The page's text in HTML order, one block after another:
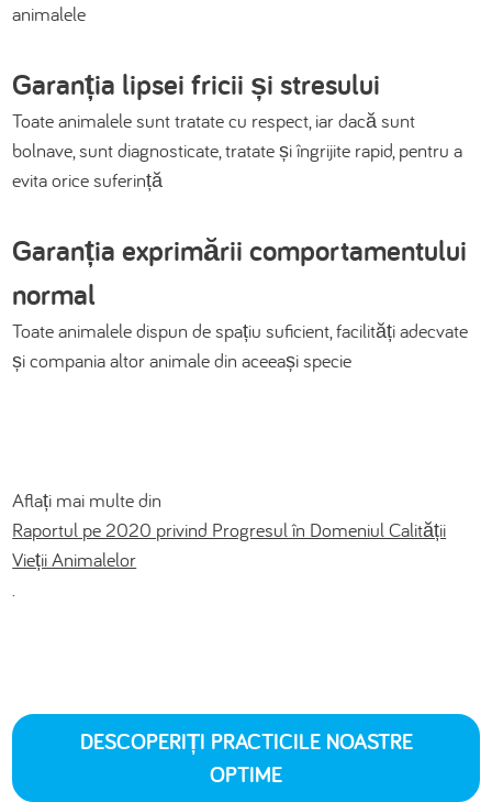
animalele
Garanția lipsei fricii și stresului
Toate animalele sunt tratate cu respect, iar dacă sunt
bolnave, sunt diagnosticate, tratate și îngrijite rapid, pentru a
evita orice suferință
Garanția exprimării comportamentului
normal
Toate animalele dispun de spațiu suficient, facilități adecvate
și compania altor animale din aceeași specie
Aflați mai multe din
Raportul pe 2020 privind Progresul în Domeniul Calității
Vieții Animalelor
.
DESCOPERIȚI PRACTICILE NOASTRE
OPTIME